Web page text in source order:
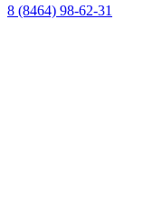
8 (8464) 98-62-31